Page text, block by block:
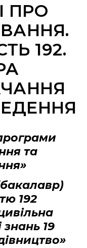
ПРО
192.
та
192
знань 19